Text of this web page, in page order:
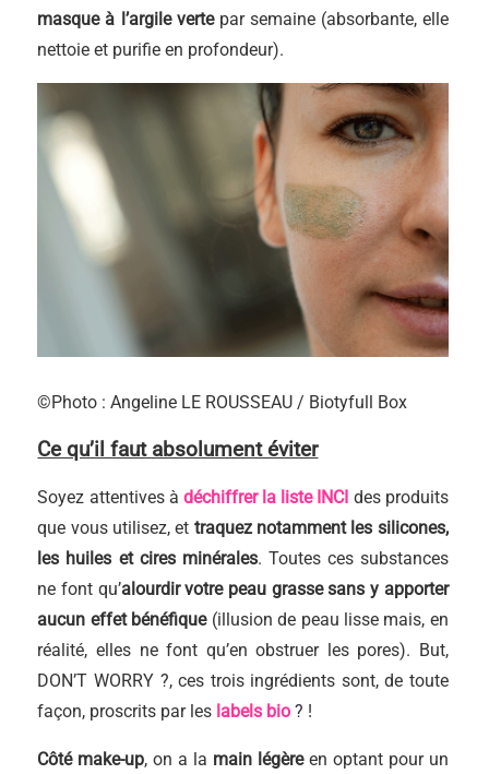
masque à l’argile vertepar semaine (absorbante, elle
nettoie et purifie en profondeur).
©Photo : Angeline LE ROUSSEAU / Biotyfull Box
Ce qu’il faut absolument éviter
Soyez attentives à déchiffrer la liste INCI des produits
que vous utilisez, et traquez notamment les silicones,
les huiles et cires minérales. Toutes ces substances
ne font qu’alourdir votre peau grasse sans y apporter
aucun effet bénéfique (illusion de peau lisse mais, en
réalité, elles ne font qu’en obstruer les pores). But,
DON’T WORRY ?, ces trois ingrédients sont, de toute
façon, proscrits par les labels bio ? !
Côté make-up, on a la main légèreen optant pour un